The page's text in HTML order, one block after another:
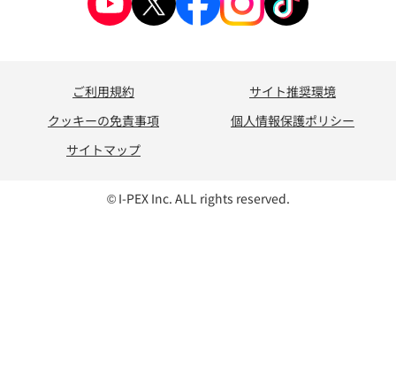
ご利用規約
サイト推奨環境
クッキーの免責事項
個人情報保護ポリシー
サイトマップ
© I-PEX Inc. ALL rights reserved.